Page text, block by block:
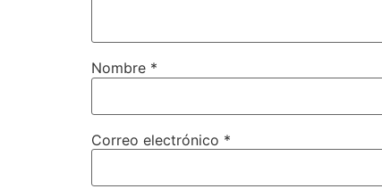
Nombre *
Correo electrónico *